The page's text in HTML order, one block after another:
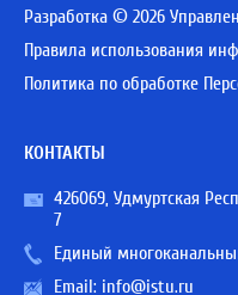
Разработка © 2026
Правила использования
Политика по обработке
КОНТАКТЫ
426069, Удмуртская
7
Единый
Email: info@istu.ru